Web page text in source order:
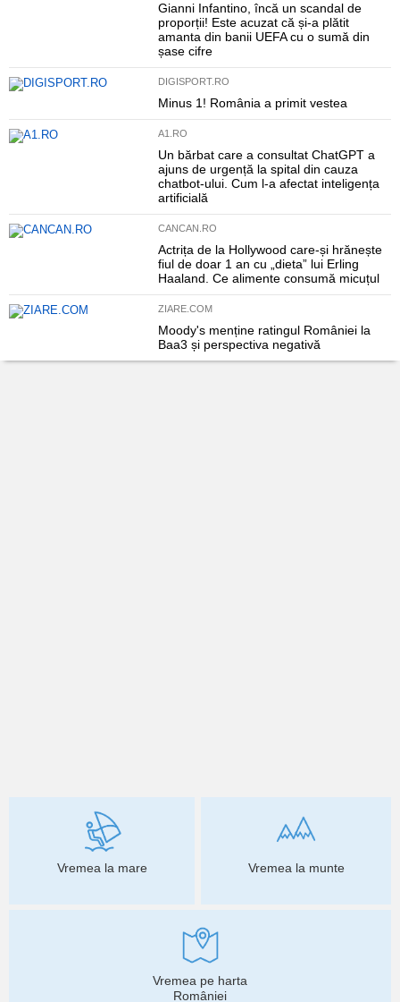
Gianni Infantino, încă un scandal de
proporții! Este acuzat că și-a plătit
amanta din banii UEFA cu o sumă din
șase cifre
DIGISPORT.RO
Minus 1! România a primit vestea
A1.RO
Un bărbat care a consultat ChatGPT a
ajuns de urgență la spital din cauza
chatbot-ului. Cum l-a afectat inteligența
artificială
CANCAN.RO
Actrița de la Hollywood care-și hrănește
fiul de doar 1 an cu „dieta” lui Erling
Haaland. Ce alimente consumă micuțul
ZIARE.COM
Moody's menține ratingul României la
Baa3 și perspectiva negativă
Vremea la mare Vremea la munte
Vremea pe harta
României